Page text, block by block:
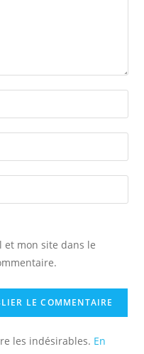
et mon site dans le
les indésirables. En